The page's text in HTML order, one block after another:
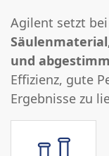
Agilent setzt bei
und
Effizienz, gute
Ergebnisse zu